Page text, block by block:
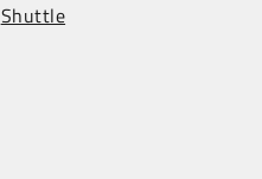
Shuttle